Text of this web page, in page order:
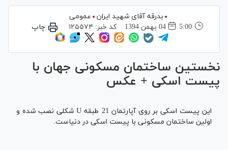
بدرقه آقای شهید ایران
عمومی
5:00
04 بهمن 1394 کد خبر:۱۲۵۵۷۴ چاپ
نخستین ساختمان مسکونی جهان با
پیست اسکی + عکس
این پیست اسکی بر روی آپارتمان 21 طبقه U شکلی نصب شده و
اولین ساختمان مسکونی با پیست اسکی در دنیاست.